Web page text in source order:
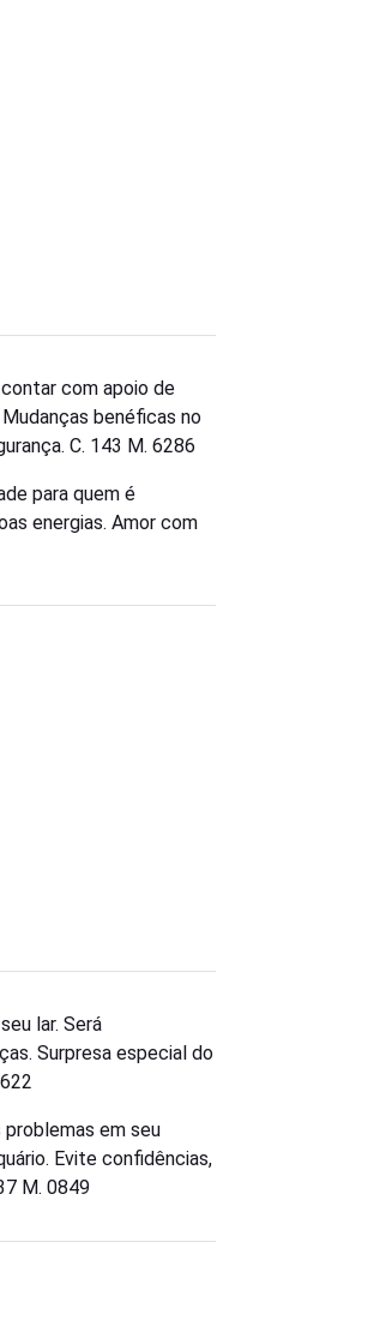
com apoio de
benéficas no
C. 143 M. 6286
para quem é
energias. Amor com
lar. Será
Surpresa especial do
em seu
Evite confidências,
M. 0849